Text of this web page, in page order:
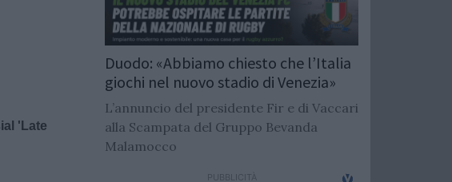
Duodo: «Abbiamo chiesto che l’Italia
giochi nel nuovo stadio di Venezia»
L’annuncio del presidente Fir e di Vaccari
alla Scampata del Gruppo Bevanda
Malamocco